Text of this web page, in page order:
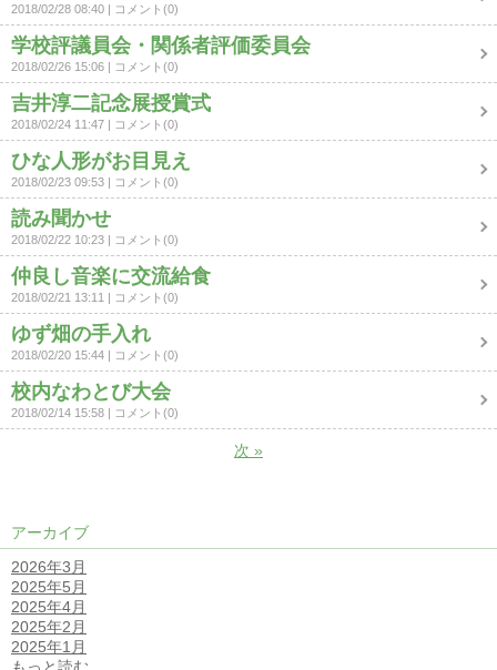
2018/02/28 08:40 コメント(0)
学校評議員会・関係者評価委員会
2018/02/26 15:06 コメント(0)
吉井淳二記念展授賞式
2018/02/24 11:47 コメント(0)
ひな人形がお目見え
2018/02/23 09:53 コメント(0)
読み聞かせ
2018/02/22 10:23 コメント(0)
仲良し音楽に交流給食
2018/02/21 13:11 コメント(0)
ゆず畑の手入れ
2018/02/20 15:44 コメント(0)
校内なわとび大会
2018/02/14 15:58 コメント(0)
次 »
アーカイブ
2026年3月
2025年5月
2025年4月
2025年2月
2025年1月